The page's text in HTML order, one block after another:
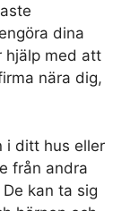
dina
hjälp med att
nära dig,
i ditt hus eller
från andra
kan ta sig